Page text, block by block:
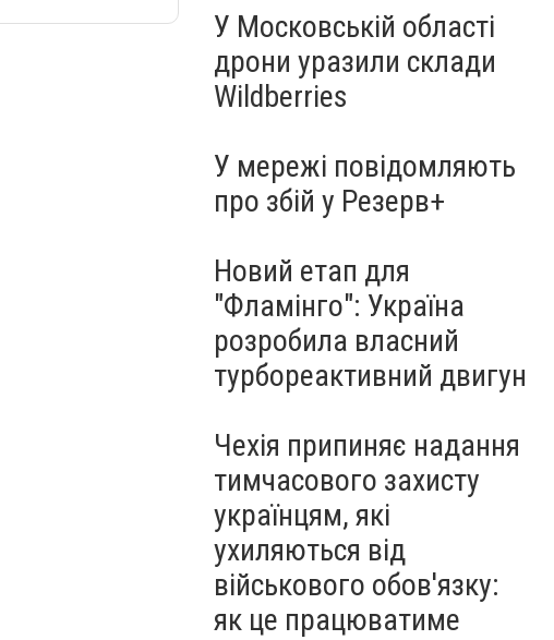
У Московській області
дрони уразили склади
Wildberries
У мережі повідомляють
про збій у Резерв+
Новий етап для
"Фламінго": Україна
розробила власний
турбореактивний двигун
Чехія припиняє надання
тимчасового захисту
українцям, які
ухиляються від
військового обов'язку:
як це працюватиме